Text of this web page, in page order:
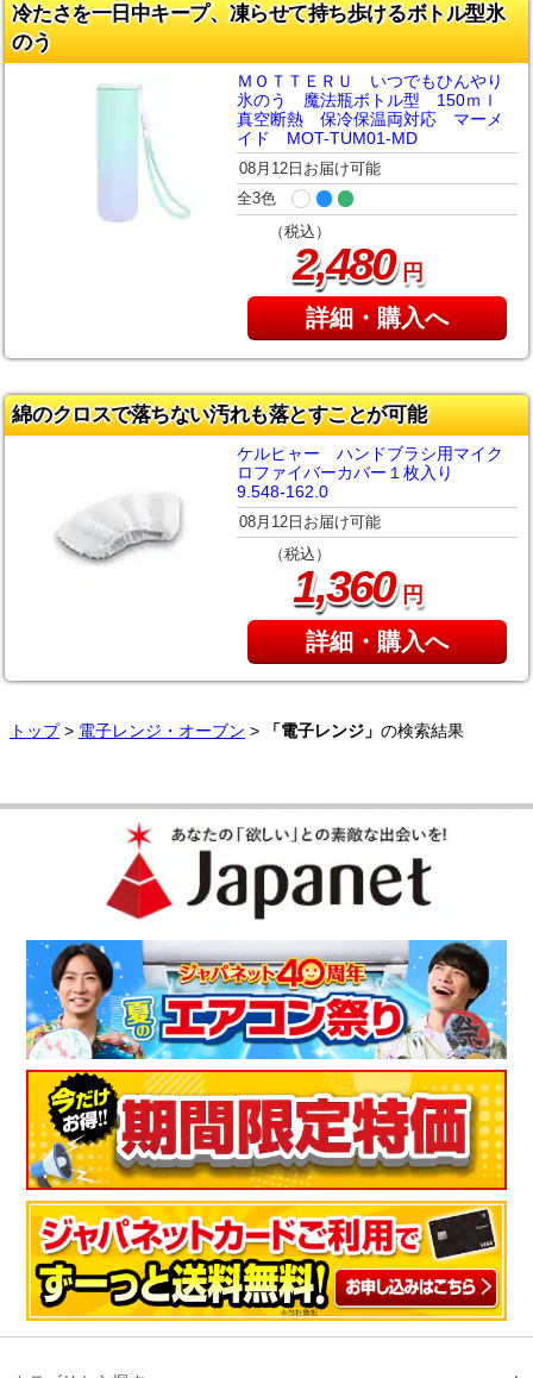
冷たさを一日中キープ、凍らせて持ち歩けるボトル型氷
のう
ＭＯＴＴＥＲＵ いつでもひんやり
氷のう 魔法瓶ボトル型 150ｍｌ
真空断熱 保冷保温両対応 マーメ
イド MOT-TUM01-MD
08月12日お届け可能
全3色
（税込）
2,480円
詳細・購入へ
綿のクロスで落ちない汚れも落とすことが可能
ケルヒャー ハンドブラシ用マイク
ロファイバーカバー１枚入り
9.548-162.0
08月12日お届け可能
（税込）
1,360円
詳細・購入へ
トップ> 電子レンジ・オーブン > 「電子レンジ」 の検索結果